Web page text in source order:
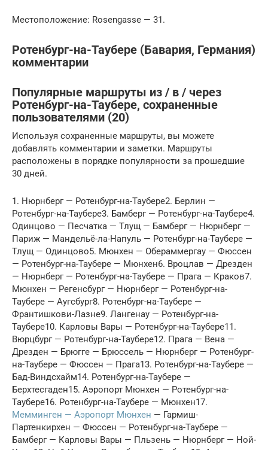
Местоположение: Rosengasse — 31.
Ротенбург-на-Таубере (Бавария, Германия)
комментарии
Популярные маршруты из / в / через
Ротенбург-на-Таубере, сохраненные
пользователями (20)
Используя сохраненные маршруты, вы можете
добавлять комментарии и заметки. Маршруты
расположены в порядке популярности за прошедшие
30 дней.
1. Нюрнберг — Ротенбург-на-Таубере2. Берлин —
Ротенбург-на-Таубере3. Бамберг — Ротенбург-на-Таубере4.
Одинцово — Песчатка — Тлущ — Бамберг — Нюрнберг —
Париж — Мандельё-ла-Напуль — Ротенбург-на-Таубере —
Тлущ — Одинцово5. Мюнхен — Обераммергау — Фюссен
— Ротенбург-на-Таубере — Мюнхен6. Вроцлав — Дрезден
— Нюрнберг — Ротенбург-на-Таубере — Прага — Краков7.
Мюнхен — Регенсбург — Нюрнберг — Ротенбург-на-
Таубере — Аугсбург8. Ротенбург-на-Таубере —
Франтишкови-Лазне9. Лангенау — Ротенбург-на-
Таубере10. Карловы Вары — Ротенбург-на-Таубере11.
Вюрцбург — Ротенбург-на-Таубере12. Прага — Вена —
Дрезден — Брюгге — Брюссель — Нюрнберг — Ротенбург-
на-Таубере — Фюссен — Прага13. Ротенбург-на-Таубере —
Бад-Виндсхайм14. Ротенбург-на-Таубере —
Берхтесгаден15. Аэропорт Мюнхен — Ротенбург-на-
Таубере16. Ротенбург-на-Таубере — Мюнхен17.
Мемминген — Аэропорт Мюнхен — Гармиш-
Партенкирхен — Фюссен — Ротенбург-на-Таубере —
Бамберг — Карловы Вары — Пльзень — Нюрнберг — Ной-